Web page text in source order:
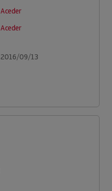
Aceder
Aceder
2016/09/13